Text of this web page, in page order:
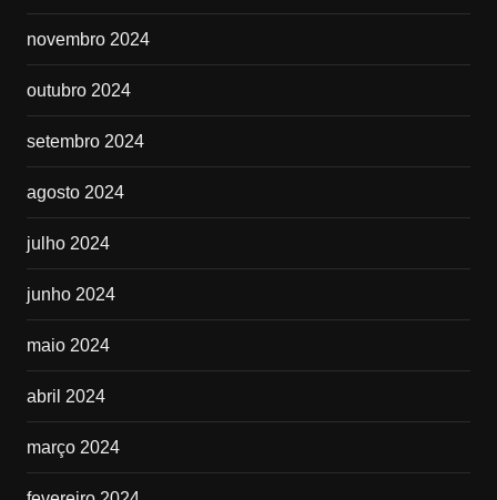
novembro 2024
outubro 2024
setembro 2024
agosto 2024
julho 2024
junho 2024
maio 2024
abril 2024
março 2024